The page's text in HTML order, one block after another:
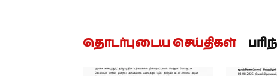
தொடர்புடைய செய்திகள்